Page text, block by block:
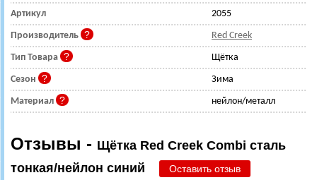
Артикул 2055
Производитель Red Creek
Тип Товара Щётка
Сезон Зима
Материал нейлон/металл
Отзывы - Щётка Red Creek Combi сталь
тонкая/нейлон синий
Оставить отзыв